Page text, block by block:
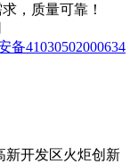
，质量可靠！
备41030502000634
新开发区火炬创新